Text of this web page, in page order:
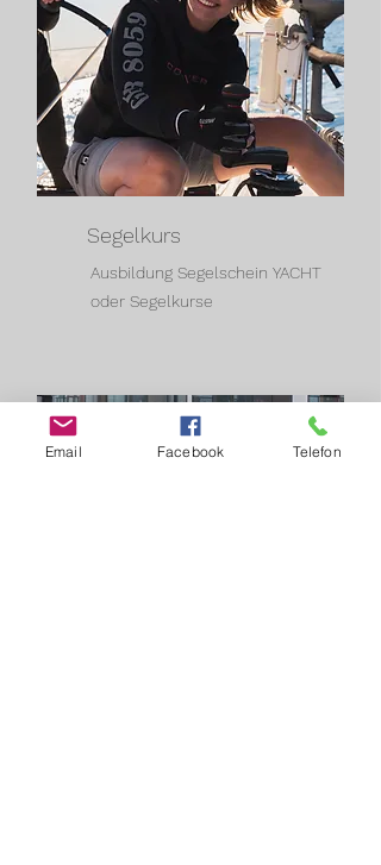
Segelkurs
Ausbildung Segelschein YACHT
oder Segelkurse
Email Facebook Telefon